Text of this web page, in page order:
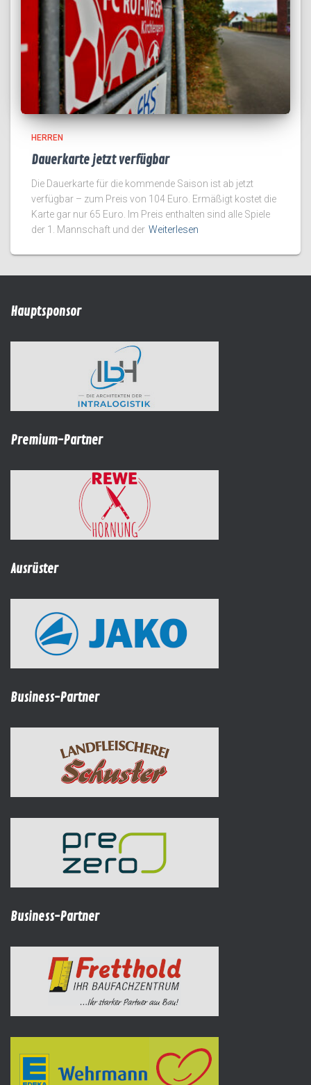
HERREN
Dauerkarte jetzt verfügbar
Die Dauerkarte für die kommende Saison ist ab jetzt
verfügbar – zum Preis von 104 Euro. Ermäßigt kostet die
Karte gar nur 65 Euro. Im Preis enthalten sind alle Spiele
der 1. Mannschaft und der Weiterlesen
Hauptsponsor
Premium-Partner
Ausrüster
Business-Partner
Business-Partner